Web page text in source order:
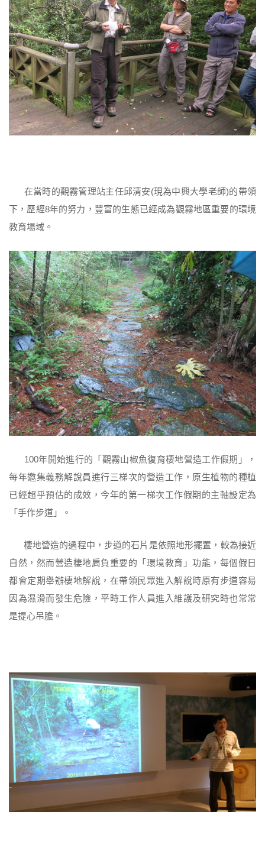
在當時的觀霧管理站主任邱清安(現為中興大學老師)的帶領
下，歷經8年的努力，豐富的生態已經成為觀霧地區重要的環境
教育場域。
100年開始進行的「觀霧山椒魚復育棲地營造工作假期」，
每年邀集義務解說員進行三梯次的營造工作，原生植物的種植
已經超乎預估的成效，今年的第一梯次工作假期的主軸設定為
「手作步道」。
棲地營造的過程中，步道的石片是依照地形擺置，較為接近
自然，然而營造棲地肩負重要的「環境教育」功能，每個假日
都會定期舉辦棲地解說，在帶領民眾進入解說時原有步道容易
因為濕滑而發生危險，平時工作人員進入維護及研究時也常常
是提心吊膽。